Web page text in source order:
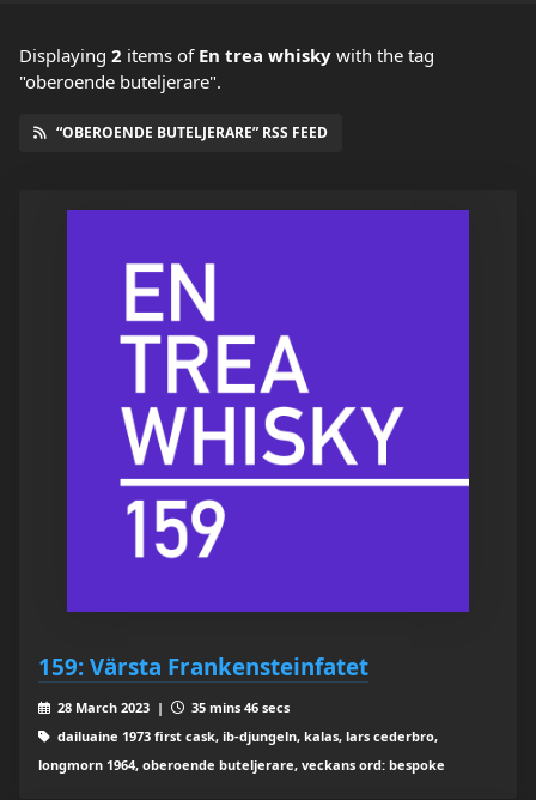
Displaying 2 items of En trea whisky with the tag
"oberoende buteljerare".
“OBEROENDE BUTELJERARE” RSS FEED
159: Värsta Frankensteinfatet
28 March 2023 |
35 mins 46 secs
dailuaine 1973 first cask, ib-djungeln, kalas, lars cederbro,
longmorn 1964, oberoende buteljerare, veckans ord: bespoke